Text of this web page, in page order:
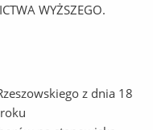
WYŻSZEGO.
z dnia 18